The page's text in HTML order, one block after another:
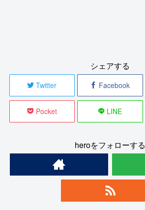
シェアする
Twitter Facebook
Pocket LINE
heroをフォローする